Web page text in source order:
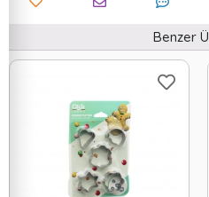
Benzer